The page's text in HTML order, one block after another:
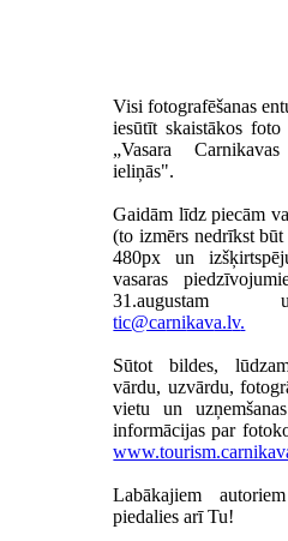
Visi fotografēšanas
iesūtīt skaistākos
„Vasara
ieliņās".
Gaidām līdz piecām
(to izmērs nedrīkst
480px un
vasaras
31.augustam
.
Sūtot bildes,
vārdu, uzvārdu,
vietu un
informācijas par
Labākajiem
piedalies arī Tu!